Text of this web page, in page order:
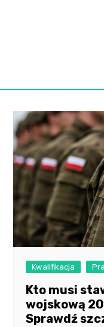
Kwalifikacja
Kto musi
wojskową
Sprawdź